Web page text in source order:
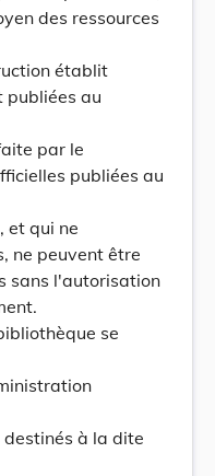
des ressources
établit
publiées au
par le
publiées au
et qui ne
ne peuvent être
sans l'autorisation
se
destinés à la dite